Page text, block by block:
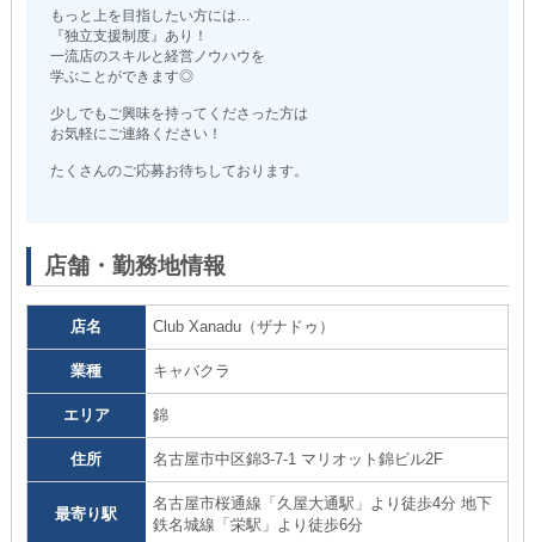
もっと上を目指したい方には…
『独立支援制度』あり！
一流店のスキルと経営ノウハウを
学ぶことができます◎
少しでもご興味を持ってくださった方は
お気軽にご連絡ください！
たくさんのご応募お待ちしております。
店舗・勤務地情報
店名 Club Xanadu（ザナドゥ）
業種 キャバクラ
エリア 錦
住所 名古屋市中区錦3-7-1 マリオット錦ビル2F
最寄り駅
名古屋市桜通線「久屋大通駅」より徒歩4分 地下
鉄名城線「栄駅」より徒歩6分